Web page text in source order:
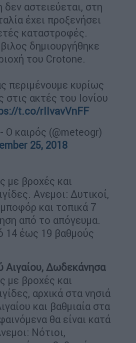
αστειεύεται, στη
έχει προξενήσει
καταστροφές.
δημιουργήθηκε
του Crotone.
περιμένουμε κυρίως
ακτές του Ιονίου
t.co/rIIvavVnFF
Ο καιρός (@meteogr)
25, 2018
με βροχές και
Ανεμοι: Δυτικοί,
και τοπικά 7
από το απόγευμα.
14 έως 19 βαθμούς
Αιγαίου, Δωδεκάνησα
με βροχές και
αρχικά στα νησιά
και βαθμιαία στα
θα είναι κατά
Νότιοι,